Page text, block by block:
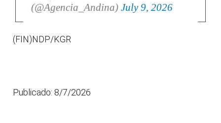
(@Agencia_Andina) July 9, 2026
(FIN)NDP/KGR
Publicado: 8/7/2026